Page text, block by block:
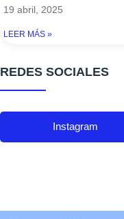
19 abril, 2025
LEER MÁS »
REDES SOCIALES
Instagram